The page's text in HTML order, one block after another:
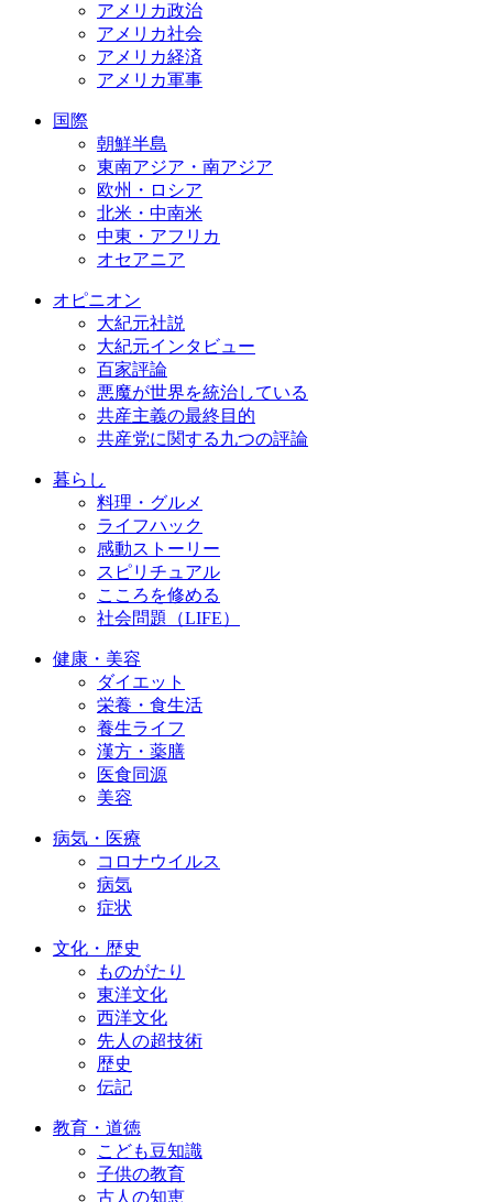
アメリカ政治
アメリカ社会
アメリカ経済
アメリカ軍事
国際
朝鮮半島
東南アジア・南アジア
欧州・ロシア
北米・中南米
中東・アフリカ
オセアニア
オピニオン
大紀元社説
大紀元インタビュー
百家評論
悪魔が世界を統治している
共産主義の最終目的
共産党に関する九つの評論
暮らし
料理・グルメ
ライフハック
感動ストーリー
スピリチュアル
こころを修める
社会問題（LIFE）
健康・美容
ダイエット
栄養・食生活
養生ライフ
漢方・薬膳
医食同源
美容
病気・医療
コロナウイルス
病気
症状
文化・歴史
ものがたり
東洋文化
西洋文化
先人の超技術
歴史
伝記
教育・道徳
こども豆知識
子供の教育
古人の知恵